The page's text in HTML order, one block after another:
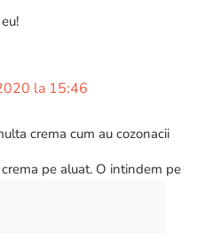
la 15:46
crema cum au cozonacii
pe aluat. O intindem pe